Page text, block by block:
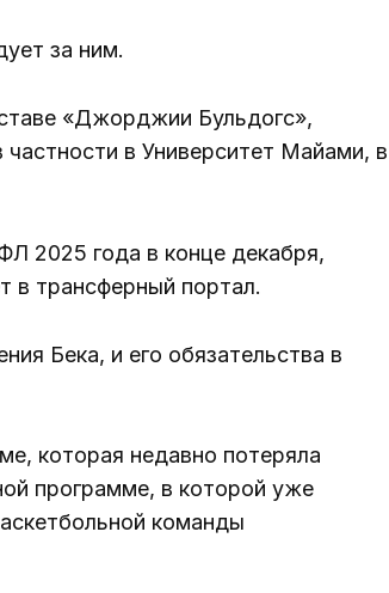
за ним.
«Джорджии Бульдогс»,
в Университет Майами, в
2025 года в конце декабря,
в трансферный портал.
Бека, и его обязательства в
которая недавно потеряла
программе, в которой уже
команды